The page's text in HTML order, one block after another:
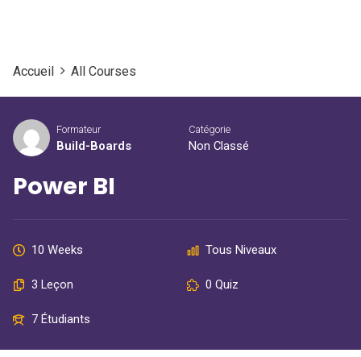
Accueil All Courses
Formateur
Build-Boards
Catégorie
Non Classé
Power BI
10 Weeks Tous Niveaux
3 Leçon 0 Quiz
7 Étudiants